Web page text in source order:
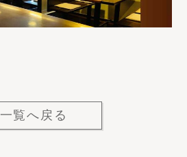
一覧へ戻る